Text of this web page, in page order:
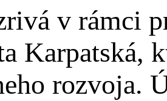
v rámci
Karpatská,
rozvoja.